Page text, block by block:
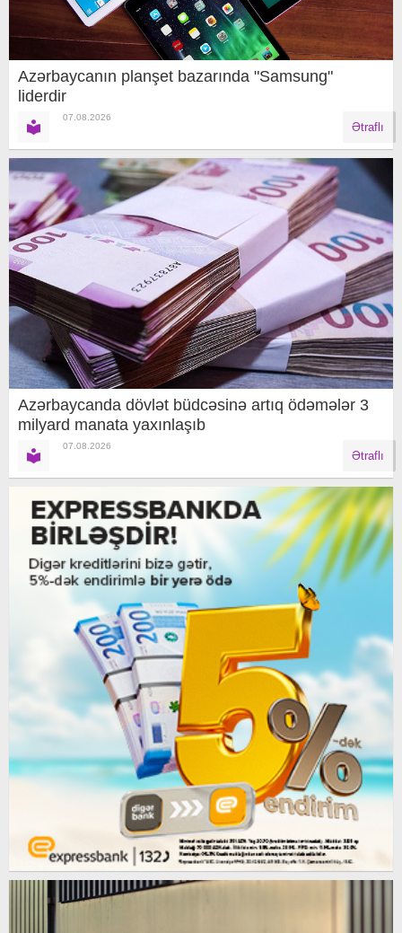
Azərbaycanın planşet bazarında "Samsung"
liderdir
07.08.2026
Ətraflı
Azərbaycanda dövlət büdcəsinə artıq ödəmələr 3
milyard manata yaxınlaşıb
07.08.2026
Ətraflı